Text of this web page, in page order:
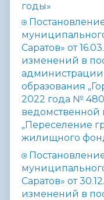
годы»
Саратов» от
изменений в
образования
2022 года №
„Переселение
жилищного
Саратов» от
изменений в